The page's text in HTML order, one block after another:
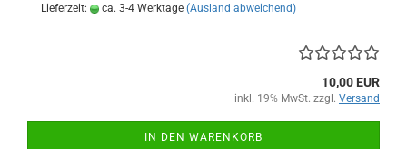
Lieferzeit:
ca. 3-4 Werktage (Ausland abweichend)
10,00 EUR
inkl. 19% MwSt. zzgl. Versand
IN DEN WARENKORB